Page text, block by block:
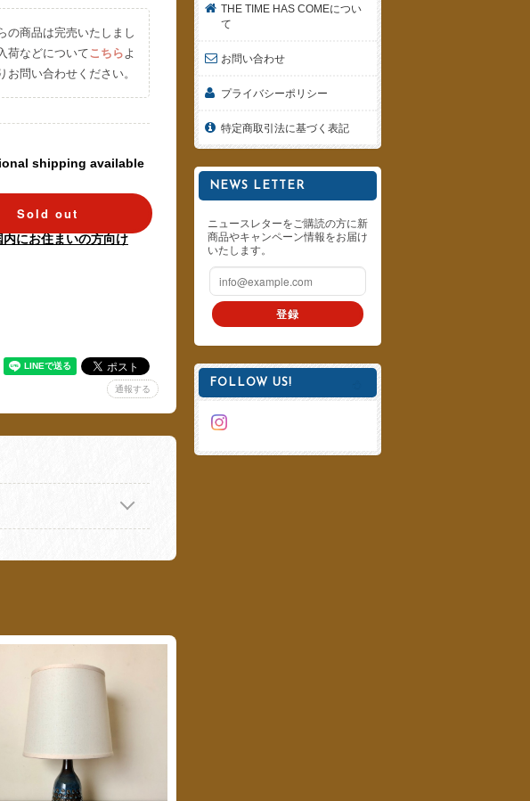
の商品は完売いたしまし
荷などについてこちら よ
お問い合わせください。
shipping available
Sold out
内にお住まいの方向け
通報する
THE TIME HAS COMEについ
て
お問い合わせ
プライバシーポリシー
特定商取引法に基づく表記
NEWS LETTER
ニュースレターをご購読の方に新
商品やキャンペーン情報をお届け
いたします。
登録
FOLLOW US!